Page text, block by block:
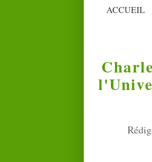
ACCUEIL